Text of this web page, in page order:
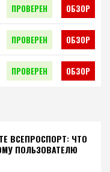
ПРОВЕРЕН ОБЗОР
ПРОВЕРЕН ОБЗОР
ПРОВЕРЕН ОБЗОР
ВСЕПРОСПОРТ: ЧТО
ПОЛЬЗОВАТЕЛЮ